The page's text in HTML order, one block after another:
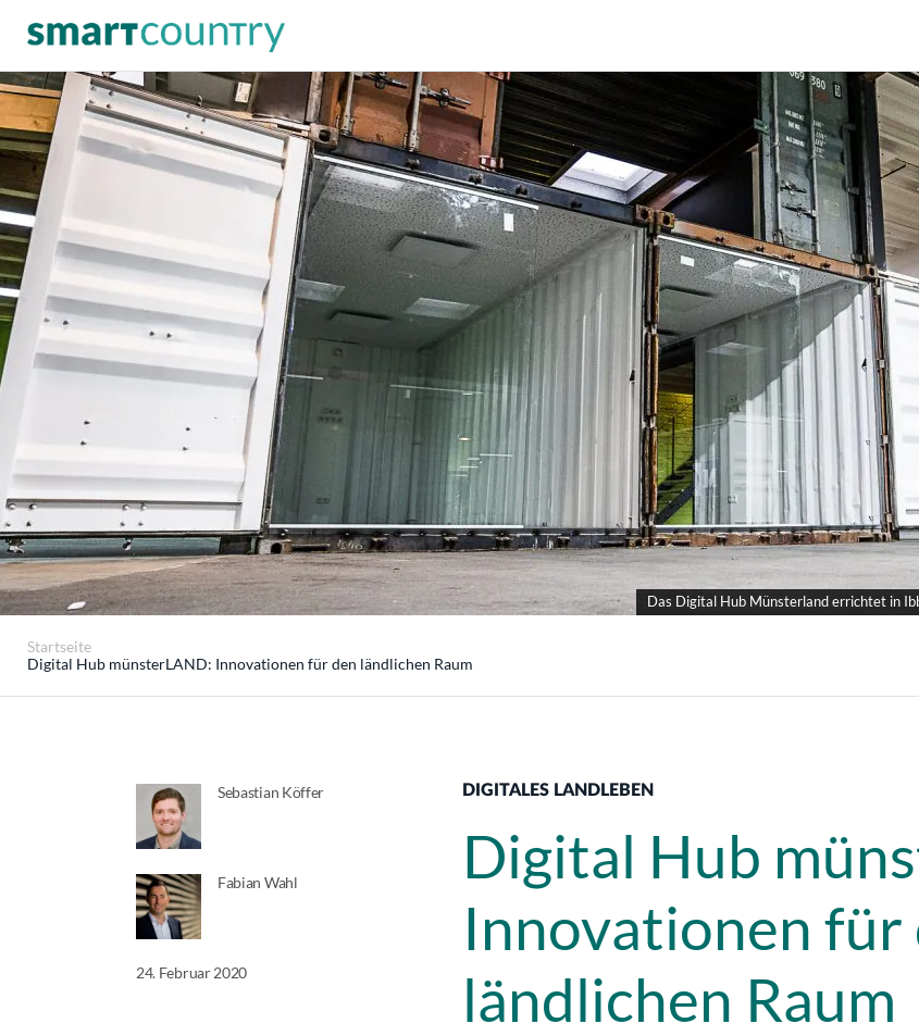
Das Digital Hub Münsterland errichtet in
Startseite
Digital Hub münsterLAND: Innovationen für den ländlichen Raum
Sebastian Köffer
Fabian Wahl
24. Februar 2020
DIGITALES LANDLEBEN
Digital Hub
Innovationen für
ländlichen Raum